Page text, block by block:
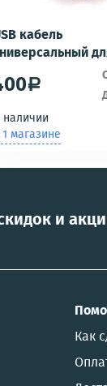
кабель
UC-E16 UC-E17
к
SONY COOL
PANASONIC/
a
наличии
магазине
и
Как